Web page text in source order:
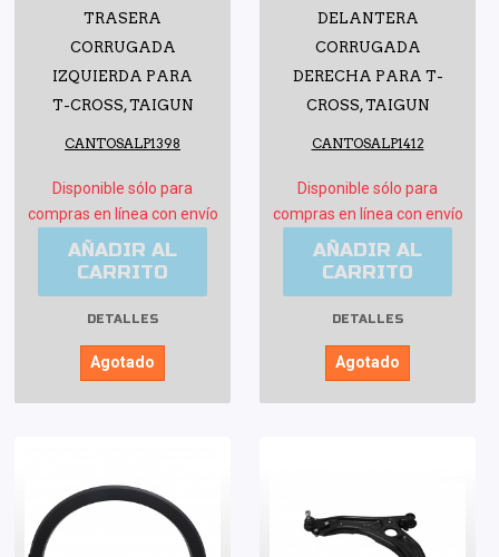
TRASERA
CORRUGADA
IZQUIERDA PARA
T-CROSS, TAIGUN
CANTOSALP1398
Disponible sólo para
compras en línea con envío
AÑADIR AL
CARRITO
DETALLES
Agotado
DELANTERA
CORRUGADA
DERECHA PARA T-
CROSS, TAIGUN
CANTOSALP1412
Disponible sólo para
compras en línea con envío
AÑADIR AL
CARRITO
DETALLES
Agotado